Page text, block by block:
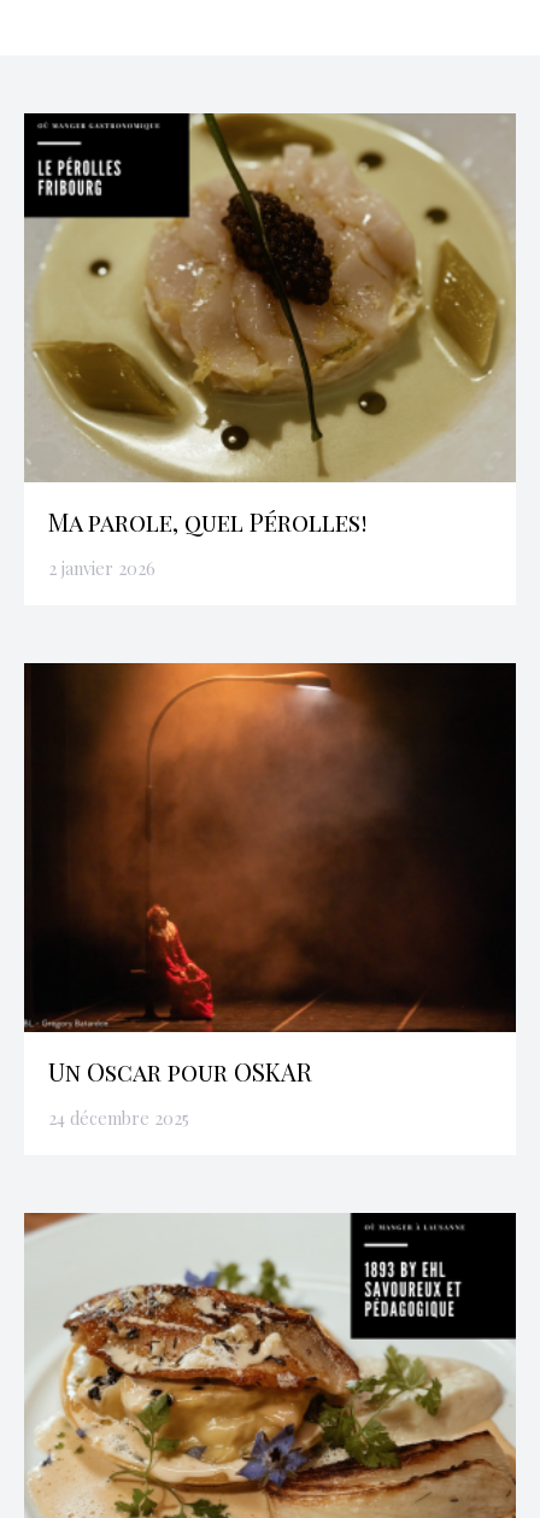
Ma parole, quel Pérolles!
2 janvier 2026
Un Oscar pour OSKAR
24 décembre 2025